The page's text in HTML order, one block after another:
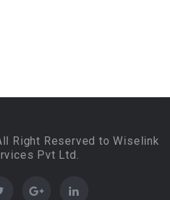
Right Reserved to Wiselink
Pvt Ltd.